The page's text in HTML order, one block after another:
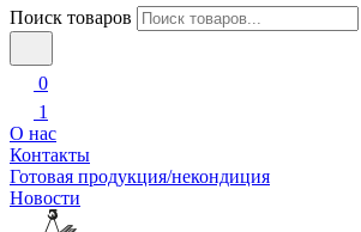
Поиск товаров
0
1
О нас
Контакты
Готовая продукция/некондиция
Новости